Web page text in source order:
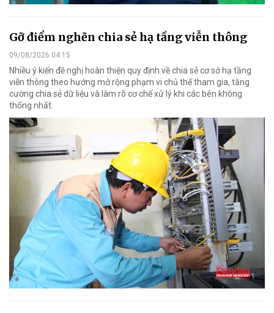
Gỡ điểm nghẽn chia sẻ hạ tầng viễn thông
09/08/2026 04:15
Nhiều ý kiến đề nghị hoàn thiện quy định về chia sẻ cơ sở hạ tầng
viễn thông theo hướng mở rộng phạm vi chủ thể tham gia, tăng
cường chia sẻ dữ liệu và làm rõ cơ chế xử lý khi các bên không
thống nhất.